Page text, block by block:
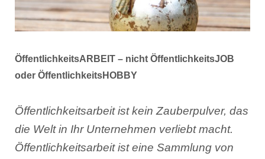
ÖffentlichkeitsARBEIT – nicht ÖffentlichkeitsJOB
oder ÖffentlichkeitsHOBBY
Öffentlichkeitsarbeit ist kein Zauberpulver, das
die Welt in Ihr Unternehmen verliebt macht.
Öffentlichkeitsarbeit ist eine Sammlung von